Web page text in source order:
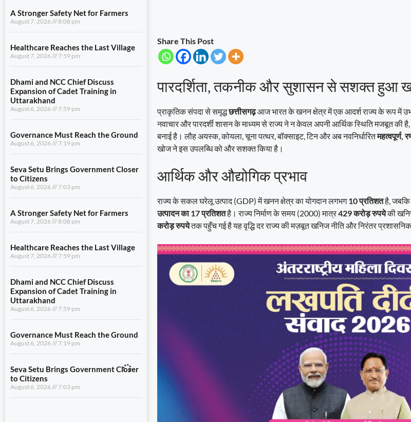
A Stronger Safety Net for Farmers
August 7, 2026 8:08 pm
Healthcare Reaches the Last Village
August 7, 2026 7:59 pm
Dhami and NCC Chief Discuss
Expansion of Cadet Training in
Uttarakhand
August 6, 2026 7:59 pm
Governance Must Reach the Ground
August 6, 2026 7:19 pm
Seva Setu Brings Government Closer
to Citizens
August 6, 2026 7:03 pm
A Stronger Safety Net for Farmers
August 7, 2026 8:08 pm
Healthcare Reaches the Last Village
August 7, 2026 7:59 pm
Dhami and NCC Chief Discuss
Expansion of Cadet Training in
Uttarakhand
August 6, 2026 7:59 pm
Governance Must Reach the Ground
August 6, 2026 7:19 pm
Seva Setu Brings Government Closer
to Citizens
August 6, 2026 7:03 pm
Share This Post
पारदर्शिता, तकनीक और सुशासन से सशक्त हुआ
प्राकृतिक संपदा से समृद्धछत्तीसगढ़आज भारत के खनन क्षेत्र में एक आदर्श राज्य के रूप में
नवाचार और पारदर्शी शासन के माध्यम से राज्य ने न केवल अपनी आर्थिक स्थिति मजबूत की
बनाई है। लौह अयस्क, कोयला, चूना पत्थर, बॉक्साइट, टिन और अब नवनिर्धारितमहत्वपूर्ण,
खोज ने इस उपलब्धि को और सशक्त किया है।
आर्थिक और औद्योगिक प्रभाव
राज्य के सकल घरेलू उत्पाद (GDP) में खनन क्षेत्र का योगदान लगभग10 प्रतिशतहै, जबकि
उत्पादन का 17 प्रतिशतहै। राज्य निर्माण के समय (2000) मात्र429 करोड़ रुपयेकी
करोड़ रुपयेतक पहुँच गई है यह वृद्धि दर राज्य की मज़बूत खनिज नीति और निरंतर